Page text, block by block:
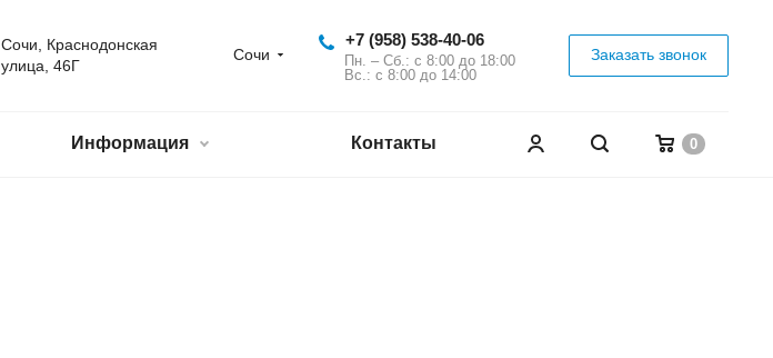
Сочи
+7 (958) 538-40-06
Пн. – Сб.: с 8:00 до 18:00
Вс.: с 8:00 до 14:00
Заказать звонок
Сочи, Краснодонская
улица, 46Г
0
Информация Контакты